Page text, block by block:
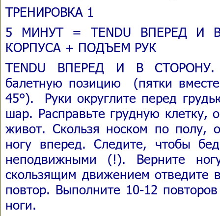
ТРЕНИРОВКА 1
5 МИНУТ = TENDU ВПЕРЕД И
КОРПУСА + ПОДЪЕМ РУК
TENDU ВПЕРЕД И В СТОРОНУ.
балетную позицию (пятки
45°). Руки округлите перед
шар. Расправьте грудную клетку,
живот. Скользя носком по полу,
ногу вперед. Следите, чтобы
неподвижными (!). Верните
скользящим движением отведите
повтор. Выполните 10-12
ноги.